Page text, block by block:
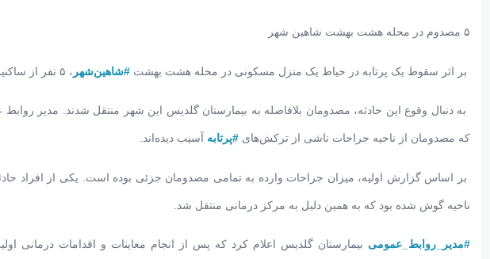
۵ مصدوم در محله هشت بهشت شاهین شهر
بر اثر سقوط یک پرتابه در حیاط یک منزل مسکونی در محله هشت بهشت #شاهین‌شهر ، ۵ نفر از ساکنین این منطقه مصدوم شدند.
به دنبال وقوع این حادثه، مصدومان بلافاصله به بیمارستان گلدیس این شهر منتقل شدند. مدیر
که مصدومان از ناحیه جراحات ناشی از ترکش‌های #پرتابه آسیب دیده‌اند.
بر اساس گزارش اولیه، میزان جراحات وارده به تمامی مصدومان جزئی بوده است. یکی از افراد
ناحیه گوش شده بود که به همین دلیل به مرکز درمانی منتقل شد.
#مدیر_روابط_عمومی بیمارستان گلدیس اعلام کرد که پس از انجام معاینات و اقدامات درمانی